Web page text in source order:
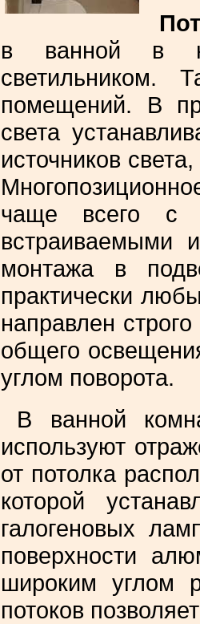
в ванной в
светильником.
помещений. В
света
источников
чаще всего с
встраиваемыми
монтажа в
практически
направлен
общего
углом поворота.
В ванной
используют
от потолка
которой
галогеновых
поверхности
широким углом
потоков